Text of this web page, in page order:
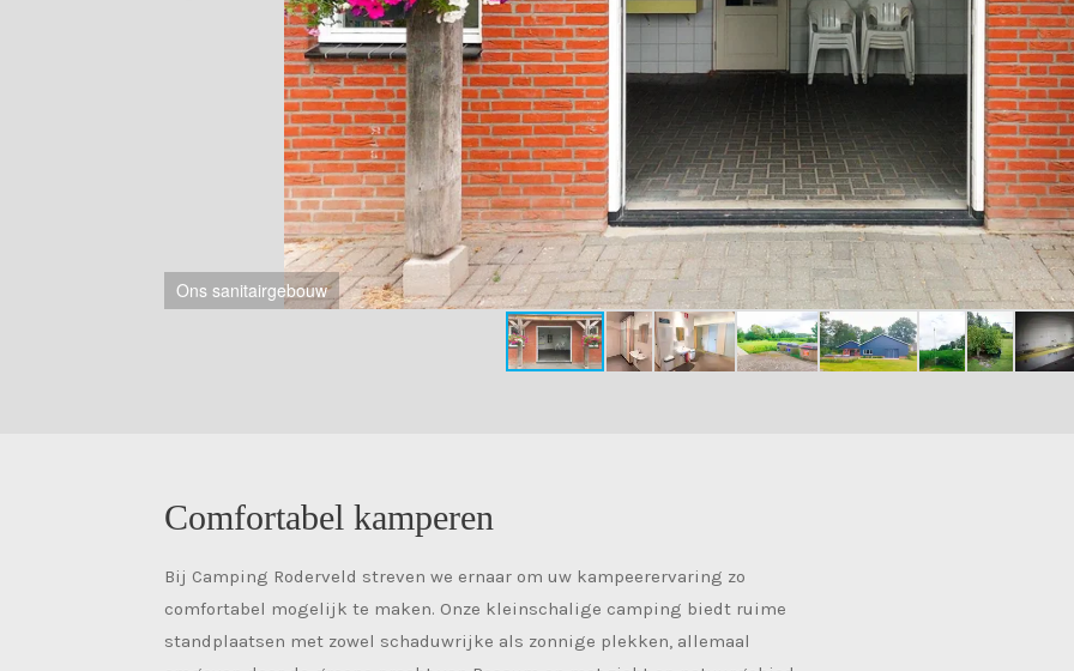
twee wascabines
Comfortabel kamperen
Bij Camping Roderveld streven we ernaar om uw kampeerervaring zo
comfortabel mogelijk te maken. Onze kleinschalige camping biedt ruime
standplaatsen met zowel schaduwrijke als zonnige plekken, allemaal